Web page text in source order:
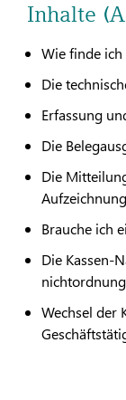
Inhalte
Wie finde ich
Die
Erfassung
Die
Die
Brauche ich
Die Kassen-
Wechsel der